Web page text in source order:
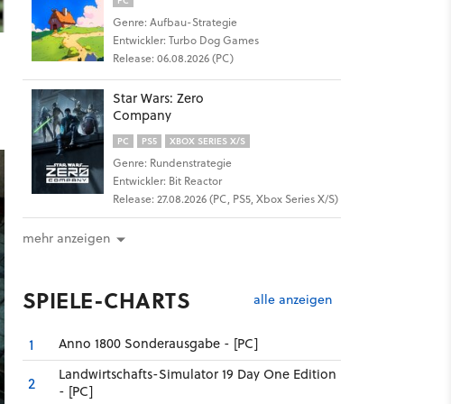
Genre: Aufbau-Strategie
Entwickler: Turbo Dog Games
Release: 06.08.2026 (PC)
Star Wars: Zero
Company
PC PS5 XBOX SERIES X/S
Genre: Rundenstrategie
Entwickler: Bit Reactor
Release: 27.08.2026 (PC, PS5, Xbox Series X/S)
mehr anzeigen
SPIELE-CHARTS alle anzeigen
1 Anno 1800 Sonderausgabe - [PC]
2
Landwirtschafts-Simulator 19 Day One Edition
- [PC]